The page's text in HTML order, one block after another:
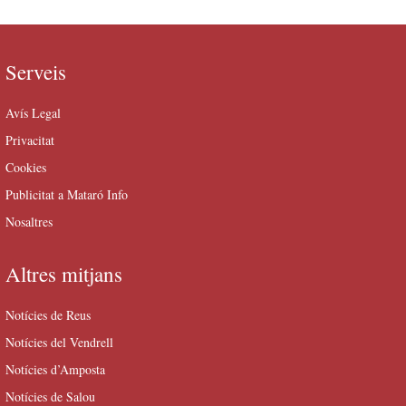
Serveis
Avís Legal
Privacitat
Cookies
Publicitat a Mataró Info
Nosaltres
Altres mitjans
Notícies de Reus
Notícies del Vendrell
Notícies d’Amposta
Notícies de Salou